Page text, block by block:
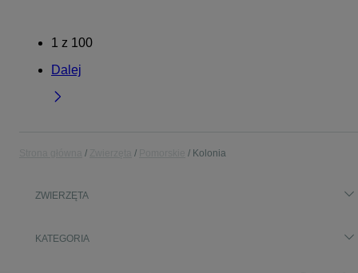
1 z 100
Dalej
Kolonia
ZWIERZĘTA
KATEGORIA